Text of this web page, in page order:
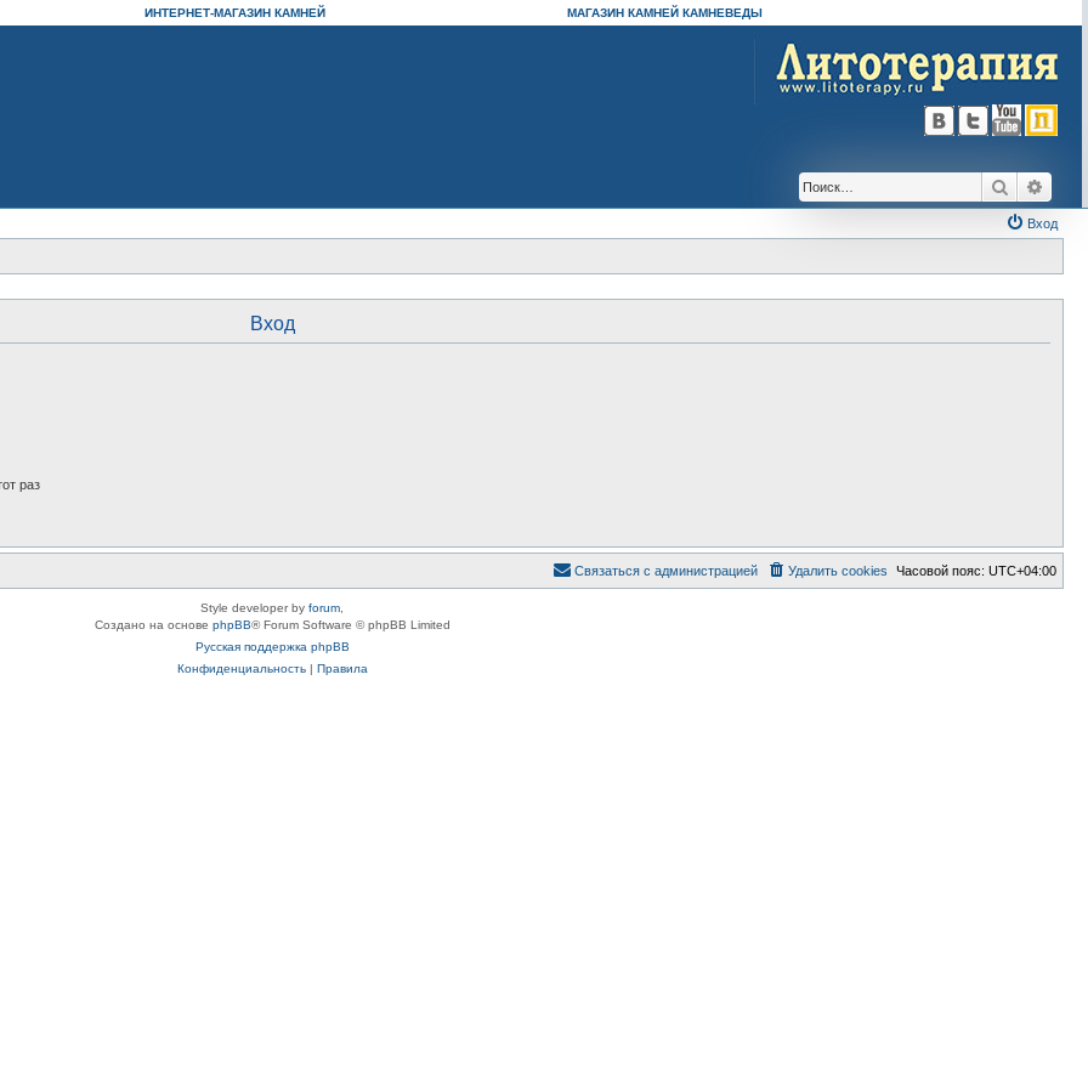
ИНТЕРНЕТ-МАГАЗИН КАМНЕЙ МАГАЗИН КАМНЕЙ КАМНЕВЕДЫ
Поиск
Вход
Вход
раз
Часовой пояс: UTC+04:00
Удалить cookies
Связаться с администрацией
Style developer by forum,
Создано на основе phpBB® Forum Software © phpBB Limited
Русская поддержка phpBB
Конфиденциальность| Правила